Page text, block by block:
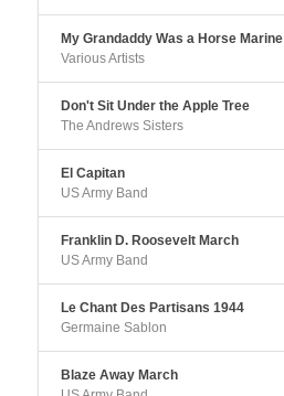
My Grandaddy Was a Horse Marine
Various Artists
Don't Sit Under the Apple Tree
The Andrews Sisters
El Capitan
US Army Band
Franklin D. Roosevelt March
US Army Band
Le Chant Des Partisans 1944
Germaine Sablon
Blaze Away March